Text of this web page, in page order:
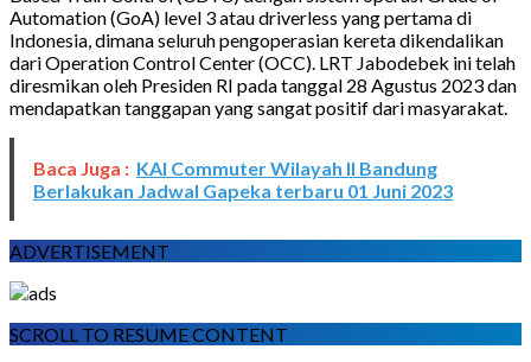
Automation (GoA) level 3 atau driverless yang pertama di
Indonesia, dimana seluruh pengoperasian kereta dikendalikan
dari Operation Control Center (OCC). LRT Jabodebek ini telah
diresmikan oleh Presiden RI pada tanggal 28 Agustus 2023 dan
mendapatkan tanggapan yang sangat positif dari masyarakat.
Baca Juga : KAI Commuter Wilayah II Bandung
Berlakukan Jadwal Gapeka terbaru 01 Juni 2023
ADVERTISEMENT
SCROLL TO RESUME CONTENT